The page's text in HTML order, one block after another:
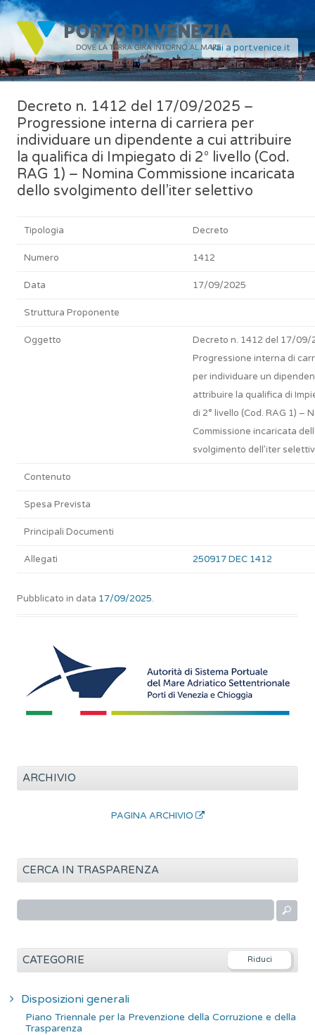
Vai a port.venice.it
Decreto n. 1412 del 17/09/2025 –
Progressione interna di carriera per
individuare un dipendente a cui attribuire
la qualifica di Impiegato di 2° livello (Cod.
RAG 1) – Nomina Commissione incaricata
dello svolgimento dell’iter selettivo
Tipologia Decreto
Numero 1412
Data 17/09/2025
Struttura Proponente
Oggetto
Decreto n. 1412 del 17/09/
Progressione interna di
per individuare un
attribuire la qualifica di
di 2° livello (Cod. RAG 1) –
Commissione incaricata
svolgimento dell’iter
Contenuto
Spesa Prevista
Principali Documenti
Allegati 250917 DEC 1412
Pubblicato in data 17/09/2025.
ARCHIVIO
PAGINA ARCHIVIO
CERCA IN TRASPARENZA
r
CATEGORIE
Disposizioni generali
Piano Triennale per la Prevenzione della Corruzione e della
Trasparenza